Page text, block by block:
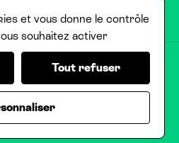
et vous donne le contrôle
souhaitez activer
Tout refuser